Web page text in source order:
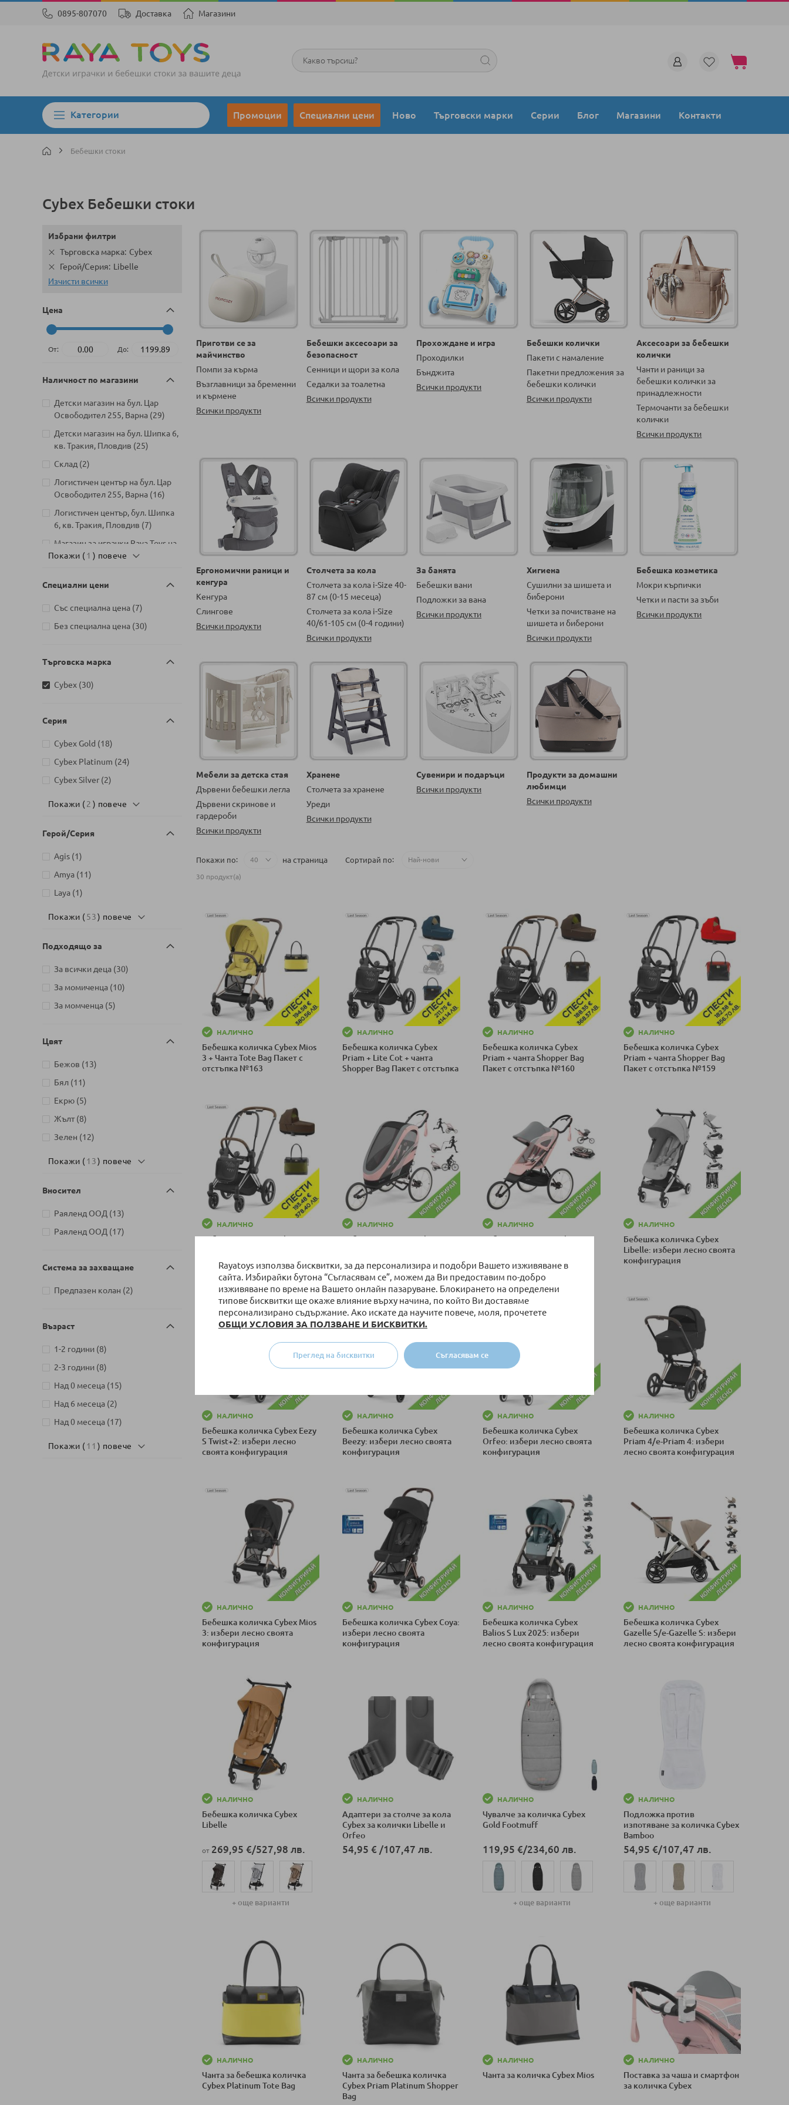
Rayatoys използва бисквитки, за да персонализира и подобри Вашето изживяване в
сайта. Избирайки бутона “Съгласявам се”, можем да Ви предоставим по-добро
изживяване по време на Вашето онлайн пазаруване. Блокирането на определени
типове бисквитки ще окаже влияние върху начина, по който Ви доставяме
персонализирано съдържание. Ако искате да научите повече, моля, прочетете
ОБЩИ УСЛОВИЯ ЗА ПОЛЗВАНЕ И БИСКВИТКИ.
Съгласявам се
Преглед на бисквитки
0895-807070 Доставка Магазини
Моята количка
Търсене
Категории Промоции Специални цени Ново Търговски марки Серии Блог Магазини Контакти
Бебешки стоки
Cybex Бебешки стоки
Приготви се за
майчинство
Помпи за кърма
Възглавници за бременни
и кърмене
Всички продукти
Бебешки аксесоари за
безопасност
Сенници и щори за кола
Седалки за тоалетна
Всички продукти
Прохождане и игра
Проходилки
Бънджита
Всички продукти
Бебешки колички
Пакети с намаление
Пакетни предложения за
бебешки колички
Всички продукти
Аксесоари за бебешки
колички
Чанти и раници за
бебешки колички за
принадлежности
Термочанти за бебешки
колички
Всички продукти
Ергономични раници и
кенгура
Кенгура
Слингове
Всички продукти
Столчета за кола
Столчета за кола i-Size 40-
87 см (0-15 месеца)
Столчета за кола i-Size
40/61-105 см (0-4 години)
Всички продукти
За банята
Бебешки вани
Подложки за вана
Всички продукти
Хигиена
Сушилни за шишета и
биберони
Четки за почистване на
шишета и биберони
Всички продукти
Бебешка козметика
Мокри кърпички
Четки и пасти за зъби
Всички продукти
Мебели за детска стая
Дървени бебешки легла
Дървени скринове и
гардероби
Всички продукти
Хранене
Столчета за хранене
Уреди
Всички продукти
Сувенири и подаръци
Всички продукти
Продукти за домашни
любимци
Всички продукти
Покажи по на страница Сортирай по
30 продукт(а)
НАЛИЧНО
Бебешка количка Cybex Mios
3 + Чанта Tote Bag Пакет с
отстъпка №163
НАЛИЧНО
Бебешка количка Cybex
Priam + Lite Cot + чанта
Shopper Bag Пакет с отстъпка
НАЛИЧНО
Бебешка количка Cybex
Priam + чанта Shopper Bag
Пакет с отстъпка №160
НАЛИЧНО
Бебешка количка Cybex
Priam + чанта Shopper Bag
Пакет с отстъпка №159
НАЛИЧНО
Бебешка количка Cybex
с отстъпка №157
Добави в количка
НАЛИЧНО
Бебешка количка Cybex
Добави в количка
НАЛИЧНО
Бебешка количка Cybex Avi:
Добави в количка
НАЛИЧНО
Бебешка количка Cybex
Libelle: избери лесно своята
конфигурация
НАЛИЧНО
Бебешка количка Cybex Eezy
S Twist+2: избери лесно
своята конфигурация
НАЛИЧНО
Бебешка количка Cybex
Beezy: избери лесно своята
конфигурация
НАЛИЧНО
Бебешка количка Cybex
Orfeo: избери лесно своята
конфигурация
НАЛИЧНО
Бебешка количка Cybex
Priam 4/e-Priam 4: избери
лесно своята конфигурация
НАЛИЧНО
Бебешка количка Cybex Mios
3: избери лесно своята
конфигурация
НАЛИЧНО
Бебешка количка Cybex Coya:
избери лесно своята
конфигурация
НАЛИЧНО
Бебешка количка Cybex
Balios S Lux 2025: избери
лесно своята конфигурация
НАЛИЧНО
Бебешка количка Cybex
Gazelle S/e-Gazelle S: избери
лесно своята конфигурация
НАЛИЧНО
Бебешка количка Cybex
Libelle
от 269,95 €/527,98 лв.
+ още варианти
НАЛИЧНО
Адаптери за столче за кола
Cybex за колички Libelle и
Orfeo
54,95 € /107,47 лв.
НАЛИЧНО
Чувалче за количка Cybex
Gold Footmuff
119,95 €/234,60 лв.
+ още варианти
НАЛИЧНО
Подложка против
изпотяване за количка Cybex
Bamboo
54,95 €/107,47 лв.
+ още варианти
НАЛИЧНО
Чанта за бебешка количка
Cybex Platinum Tote Bag
НАЛИЧНО
Чанта за бебешка количка
Cybex Priam Platinum Shopper
Bag
НАЛИЧНО
Чанта за количка Cybex Mios
НАЛИЧНО
Поставка за чаша и смартфон
за количка Cybex
Избрани филтри
Търговска марка Cybex
Герой/Серия
Libelle
Изчисти всички
Цена
От: До:
Наличност по магазини
Детски магазин на бул. Цар
Освободител 255, Варна 29
артикули
Детски магазин на бул. Шипка 6,
кв. Тракия, Пловдив
25
артикули
Склад
2
артикули
Логистичен център на бул. Цар
Освободител 255, Варна 16
артикули
Логистичен център, бул. Шипка
6, кв. Тракия, Пловдив
7
артикули
Магазин за играчки Raya Toys на
бул. България 110, София
Premium на бул. България 110,
проход 18, Гео Милев, София
Детски магазин на бул. Черни
Детски магазин на ул.
Покажи (1 ) повече
Специални цени
Със специална цена 7
артикули
Без специална цена 30
артикули
Търговска марка
Cybex 30
артикули
Серия
Cybex Gold 18
артикули
Cybex Platinum
24
артикули
Cybex Silver 2
артикули
Покажи (2 ) повече
Герой/Серия
Agis 1
артикул
Amya 11
артикули
Laya 1
артикул
Покажи (53 ) повече
Подходящо за
За всички деца 30
артикули
За момиченца 10
артикули
За момченца 5
артикули
Цвят
Бежов 13
артикули
Бял 11
артикули
Екрю 5
артикули
Жълт 8
артикули
Зелен
12
артикули
Покажи (13 ) повече
Вносител
Раяленд ООД 13
артикули
Раяленд ООД
17
артикули
Система за захващане
Предпазен колан 2
артикули
Възраст
1-2 години 8
артикули
2-3 години 8
артикули
Над 0 месеца 15
артикули
Над 6 месеца 2
артикули
Над 0 месеца 17
артикули
Покажи (11 ) повече